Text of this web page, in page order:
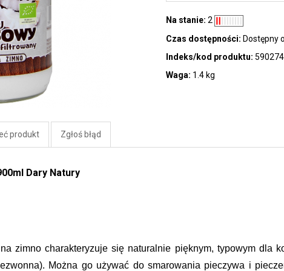
Na stanie: 2
Czas dostępności: Dostępny
Indeks/kod produktu:
Waga: 1.4 kg
produkt Zgłoś błąd
Dary Natury
zimno charakteryzuje się naturalnie pięknym, typowym dla
Można go używać do smarowania pieczywa i